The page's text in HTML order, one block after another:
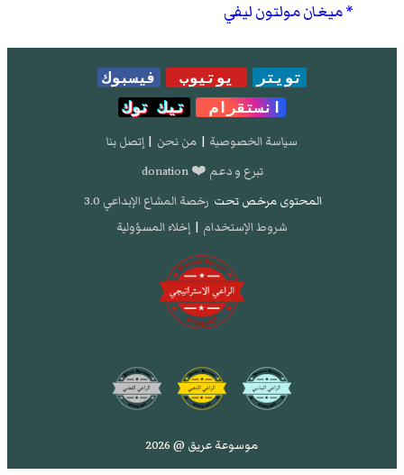
ميغان مولتون ليفي
تويتر يوتيوب
فيسبوك
انستقرام
تيك توك
سياسة الخصوصية | من نحن | إتصل بنا
تبرع و دعم ❤️ donation
المحتوى مرخص تحت رخصة المشاع الإبداعي 3.0
شروط الإستخدام | إخلاء المسؤولية
موسوعة عريق @ 2026